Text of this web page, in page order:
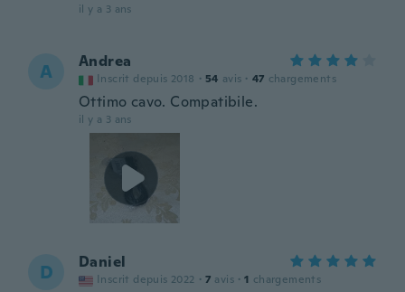
il y a 3 ans
A Andrea
Inscrit depuis 2018 · 54 avis · 47 chargements
Ottimo cavo. Compatibile.
il y a 3 ans
D Daniel
Inscrit depuis 2022 · 7 avis · 1 chargements